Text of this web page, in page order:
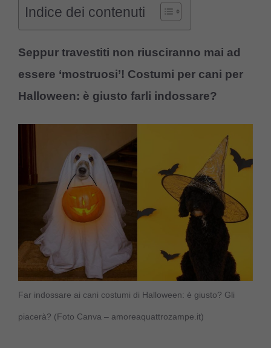
Indice dei contenuti
Seppur travestiti non riusciranno mai ad
essere ‘mostruosi’! Costumi per cani per
Halloween: è giusto farli indossare?
Far indossare ai cani costumi di Halloween: è giusto? Gli
piacerà? (Foto Canva – amoreaquattrozampe.it)